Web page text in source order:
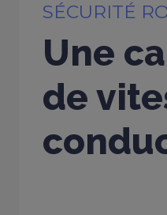
SÉCURITÉ
Une
de